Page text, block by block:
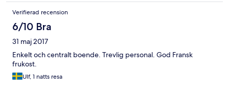
Verifierad recension
6/10 Bra
31 maj 2017
Enkelt och centralt boende. Trevlig personal. God Fransk
frukost.
Ulf, 1 natts resa